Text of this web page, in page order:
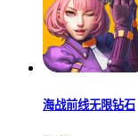
海战前线无限钻石